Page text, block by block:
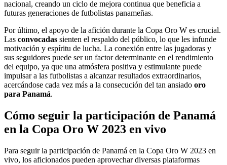
nacional, creando un ciclo de mejora continua que beneficia a
futuras generaciones de futbolistas panameñas.
Por último, el apoyo de la afición durante la Copa Oro W es crucial.
Las convocadas sienten el respaldo del público, lo que les infunde
motivación y espíritu de lucha. La conexión entre las jugadoras y
sus seguidores puede ser un factor determinante en el rendimiento
del equipo, ya que una atmósfera positiva y estimulante puede
impulsar a las futbolistas a alcanzar resultados extraordinarios,
acercándose cada vez más a la consecución del tan ansiado oro
para Panamá.
Cómo seguir la participación de Panamá
en la Copa Oro W 2023 en vivo
Para seguir la participación de Panamá en la Copa Oro W 2023 en
vivo, los aficionados pueden aprovechar diversas plataformas